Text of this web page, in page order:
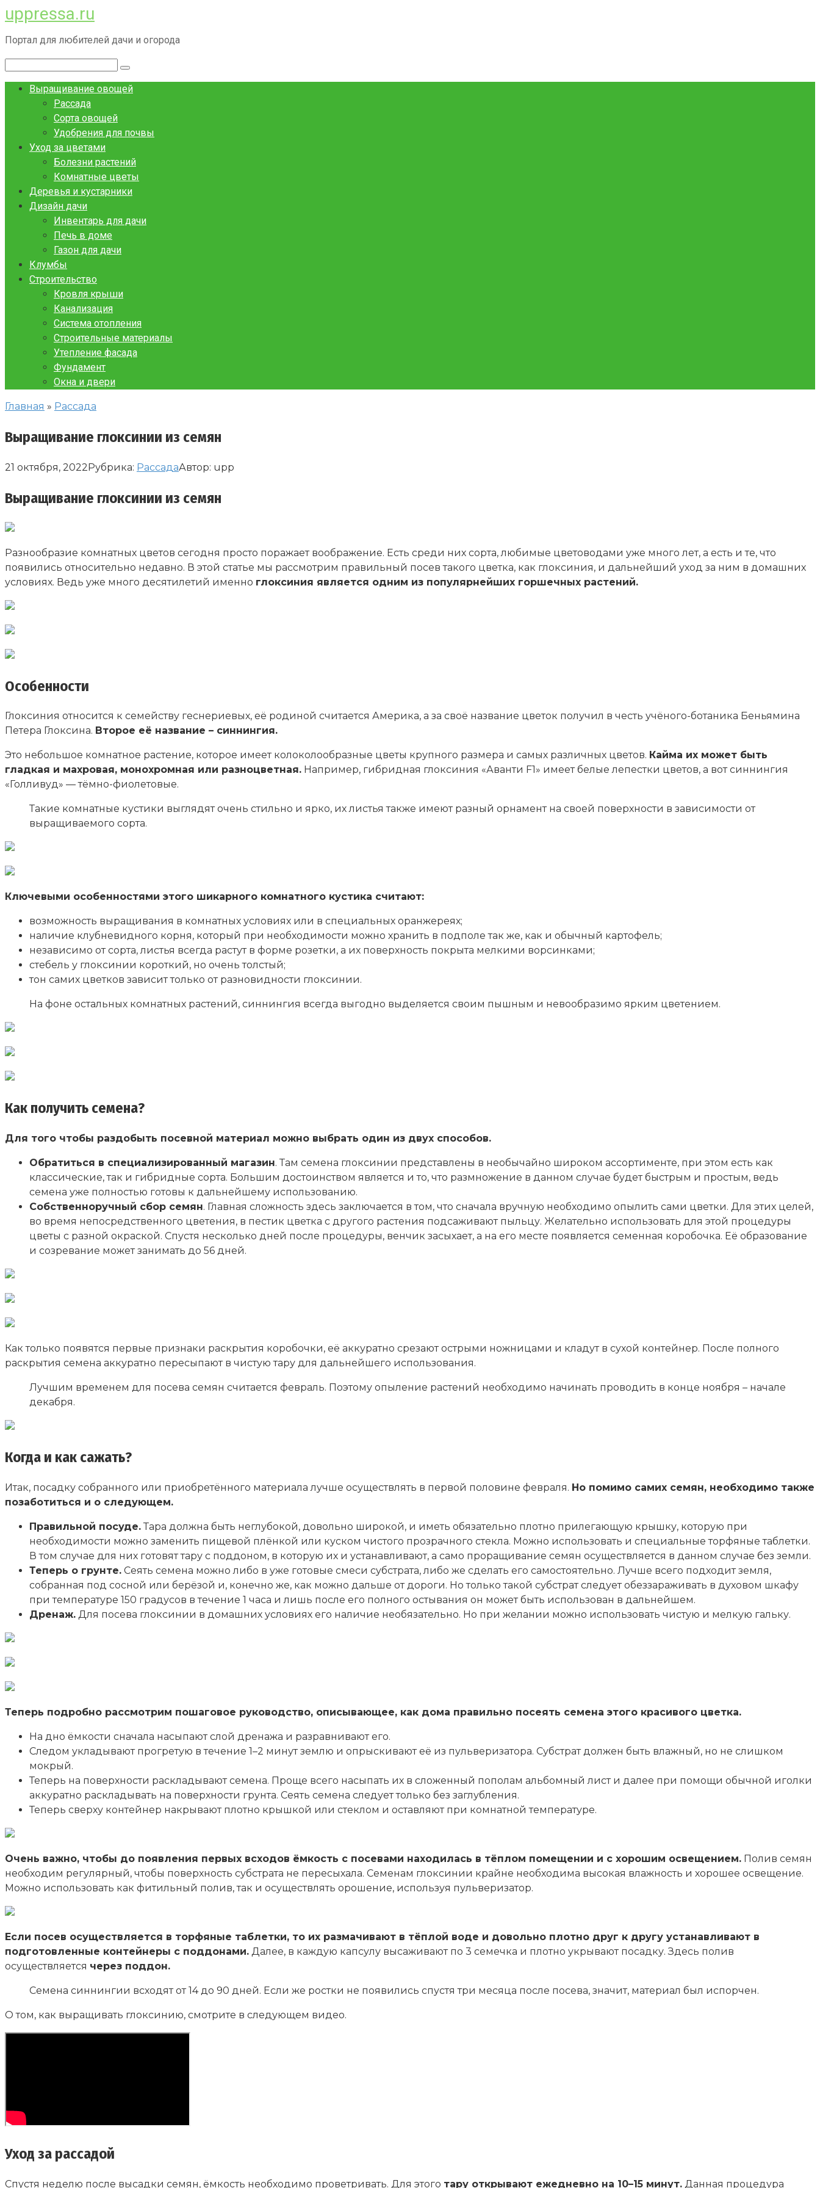
Перейти
к
контенту
uppressa.ru
Портал для любителей дачи и огорода
Выращивание овощей
Рассада
Сорта овощей
Удобрения для почвы
Уход за цветами
Болезни растений
Комнатные цветы
Деревья и кустарники
Дизайн дачи
Инвентарь для дачи
Печь в доме
Газон для дачи
Клумбы
Строительство
Кровля крыши
Канализация
Система отопления
Строительные материалы
Утепление фасада
Фундамент
Окна и двери
Главная » Рассада
Выращивание глоксинии из семян
21 октября, 2022Рубрика: РассадаАвтор: upp
Выращивание глоксинии из семян
Разнообразие комнатных цветов сегодня просто поражает воображение. Есть среди них сорта, любимые цветоводами уже много лет, а есть и те, что
появились относительно недавно. В этой статье мы рассмотрим правильный посев такого цветка, как глоксиния, и дальнейший уход за ним в домашних
условиях. Ведь уже много десятилетий именно глоксиния является одним из популярнейших горшечных растений.
Особенности
Глоксиния относится к семейству геснериевых, её родиной считается Америка, а за своё название цветок получил в честь учёного-ботаника Беньямина
Петера Глоксина. Второе её название – синнингия.
Это небольшое комнатное растение, которое имеет колоколообразные цветы крупного размера и самых различных цветов. Кайма их может быть
гладкая и махровая, монохромная или разноцветная. Например, гибридная глоксиния «Аванти F1» имеет белые лепестки цветов, а вот синнингия
«Голливуд» — тёмно-фиолетовые.
Такие комнатные кустики выглядят очень стильно и ярко, их листья также имеют разный орнамент на своей поверхности в зависимости от
выращиваемого сорта.
Ключевыми особенностями этого шикарного комнатного кустика считают:
возможность выращивания в комнатных условиях или в специальных оранжереях;
наличие клубневидного корня, который при необходимости можно хранить в подполе так же, как и обычный картофель;
независимо от сорта, листья всегда растут в форме розетки, а их поверхность покрыта мелкими ворсинками;
стебель у глоксинии короткий, но очень толстый;
тон самих цветков зависит только от разновидности глоксинии.
На фоне остальных комнатных растений, синнингия всегда выгодно выделяется своим пышным и невообразимо ярким цветением.
Как получить семена?
Для того чтобы раздобыть посевной материал можно выбрать один из двух способов.
Обратиться в специализированный магазин. Там семена глоксинии представлены в необычайно широком ассортименте, при этом есть как
классические, так и гибридные сорта. Большим достоинством является и то, что размножение в данном случае будет быстрым и простым, ведь
семена уже полностью готовы к дальнейшему использованию.
Собственноручный сбор семян. Главная сложность здесь заключается в том, что сначала вручную необходимо опылить сами цветки. Для этих целей,
во время непосредственного цветения, в пестик цветка с другого растения подсаживают пыльцу. Желательно использовать для этой процедуры
цветы с разной окраской. Спустя несколько дней после процедуры, венчик засыхает, а на его месте появляется семенная коробочка. Её образование
и созревание может занимать до 56 дней.
Как только появятся первые признаки раскрытия коробочки, её аккуратно срезают острыми ножницами и кладут в сухой контейнер. После полного
раскрытия семена аккуратно пересыпают в чистую тару для дальнейшего использования.
Лучшим временем для посева семян считается февраль. Поэтому опыление растений необходимо начинать проводить в конце ноября – начале
декабря.
Когда и как сажать?
Итак, посадку собранного или приобретённого материала лучше осуществлять в первой половине февраля. Но помимо самих семян, необходимо также
позаботиться и о следующем.
Правильной посуде. Тара должна быть неглубокой, довольно широкой, и иметь обязательно плотно прилегающую крышку, которую при
необходимости можно заменить пищевой плёнкой или куском чистого прозрачного стекла. Можно использовать и специальные торфяные таблетки.
В том случае для них готовят тару с поддоном, в которую их и устанавливают, а само проращивание семян осуществляется в данном случае без земли.
Теперь о грунте. Сеять семена можно либо в уже готовые смеси субстрата, либо же сделать его самостоятельно. Лучше всего подходит земля,
собранная под сосной или берёзой и, конечно же, как можно дальше от дороги. Но только такой субстрат следует обеззараживать в духовом шкафу
при температуре 150 градусов в течение 1 часа и лишь после его полного остывания он может быть использован в дальнейшем.
Дренаж. Для посева глоксинии в домашних условиях его наличие необязательно. Но при желании можно использовать чистую и мелкую гальку.
Теперь подробно рассмотрим пошаговое руководство, описывающее, как дома правильно посеять семена этого красивого цветка.
На дно ёмкости сначала насыпают слой дренажа и разравнивают его.
Следом укладывают прогретую в течение 1–2 минут землю и опрыскивают её из пульверизатора. Субстрат должен быть влажный, но не слишком
мокрый.
Теперь на поверхности раскладывают семена. Проще всего насыпать их в сложенный пополам альбомный лист и далее при помощи обычной иголки
аккуратно раскладывать на поверхности грунта. Сеять семена следует только без заглубления.
Теперь сверху контейнер накрывают плотно крышкой или стеклом и оставляют при комнатной температуре.
Очень важно, чтобы до появления первых всходов ёмкость с посевами находилась в тёплом помещении и с хорошим освещением. Полив семян
необходим регулярный, чтобы поверхность субстрата не пересыхала. Семенам глоксинии крайне необходима высокая влажность и хорошее освещение.
Можно использовать как фитильный полив, так и осуществлять орошение, используя пульверизатор.
Если посев осуществляется в торфяные таблетки, то их размачивают в тёплой воде и довольно плотно друг к другу устанавливают в
подготовленные контейнеры с поддонами. Далее, в каждую капсулу высаживают по 3 семечка и плотно укрывают посадку. Здесь полив
осуществляется через поддон.
Семена синнингии всходят от 14 до 90 дней. Если же ростки не появились спустя три месяца после посева, значит, материал был испорчен.
О том, как выращивать глоксинию, смотрите в следующем видео.
Уход за рассадой
Спустя неделю после высадки семян, ёмкость необходимо проветривать. Для этого тару открывают ежедневно на 10–15 минут. Данная процедура